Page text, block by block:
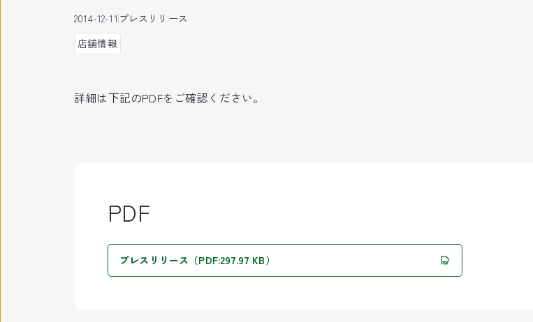
2014-12-11プレスリリース
店舗情報
詳細は下記のPDFをご確認ください。
PDF
プレスリリース（PDF:297.97 KB）